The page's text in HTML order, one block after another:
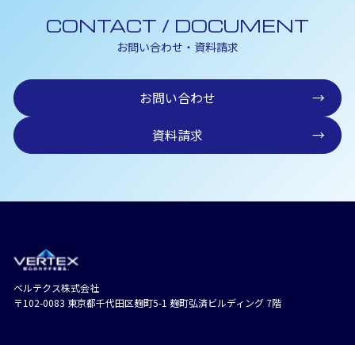
CONTACT / DOCUMENT
お問い合わせ・資料請求
お問い合わせ
→
資料請求
→
ベルテクス株式会社
〒102-0083 東京都千代⽥区麹町5-1 麹町弘済ビルディング 7階